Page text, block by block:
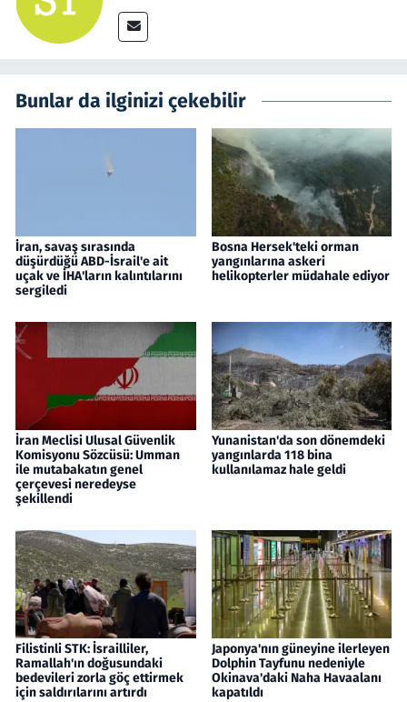
Bunlar da ilginizi çekebilir
İran, savaş sırasında
düşürdüğü ABD-İsrail'e ait
uçak ve İHA'ların kalıntılarını
sergiledi
Bosna Hersek'teki orman
yangınlarına askeri
helikopterler müdahale ediyor
İran Meclisi Ulusal Güvenlik
Komisyonu Sözcüsü: Umman
ile mutabakatın genel
çerçevesi neredeyse
şekillendi
Yunanistan'da son dönemdeki
yangınlarda 118 bina
kullanılamaz hale geldi
Filistinli STK: İsrailliler,
Ramallah'ın doğusundaki
bedevileri zorla göç ettirmek
için saldırılarını artırdı
Japonya'nın güneyine ilerleyen
Dolphin Tayfunu nedeniyle
Okinava'daki Naha Havaalanı
kapatıldı